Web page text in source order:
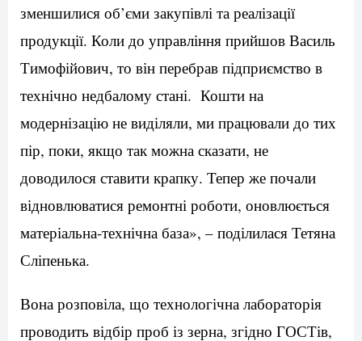
зменшилися об’єми закупівлі та реалізації
продукції. Коли до управління прийшов Василь
Тимофійович, то він перебрав підприємство в
технічно недбалому стані. Кошти на
модернізацію не виділяли, ми працювали до тих
пір, поки, якщо так можна сказати, не
доводилося ставити крапку. Тепер же почали
відновлюватися ремонтні роботи, оновлюється
матеріальна-технічна база», – поділилася Тетяна
Сліпенька.
Вона розповіла, що технологічна лабораторія
проводить відбір проб із зерна, згідно ГОСТів,